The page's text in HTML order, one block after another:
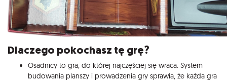
Dlaczego pokochasz tę grę?
Osadnicy to gra, do której najczęściej się wraca. System
budowania planszy i prowadzenia gry sprawia, że każda gra